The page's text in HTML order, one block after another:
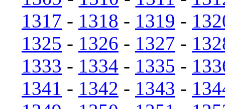
1317 - 1318 - 1319 -
1325 - 1326 - 1327 -
1333 - 1334 - 1335 -
1341 - 1342 - 1343 -